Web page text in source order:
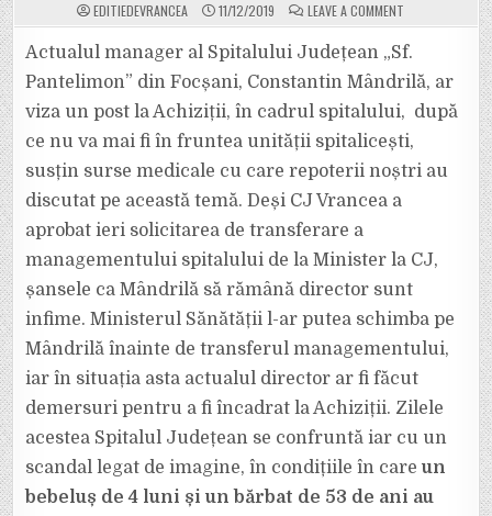
EDITIEDEVRANCEA 11/12/2019 LEAVE A COMMENT
EXCLUSIV:
SPITALULUI
JUDEȚEAN,
CONSTANTIN
MÂNDRILĂ,
VIZA
POST
LA
ACHIZIȚII,
TOT
VA
FI
ÎN
FRUNTEA
UNITĂȚII
SPITALICEȘTI
Actualul manager al Spitalului Județean „Sf.
Pantelimon” din Focșani, Constantin Mândrilă, ar
viza un post la Achiziții, în cadrul spitalului, după
ce nu va mai fi în fruntea unității spitalicești,
susțin surse medicale cu care repoterii noștri au
discutat pe această temă. Deși CJ Vrancea a
aprobat ieri solicitarea de transferare a
managementului spitalului de la Minister la CJ,
șansele ca Mândrilă să rămână director sunt
infime. Ministerul Sănătății l-ar putea schimba pe
Mândrilă înainte de transferul managementului,
iar în situația asta actualul director ar fi făcut
demersuri pentru a fi încadrat la Achiziții. Zilele
acestea Spitalul Județean se confruntă iar cu un
scandal legat de imagine, în condițiile în careun
bebeluș de 4 luni și un bărbat de 53 de ani au